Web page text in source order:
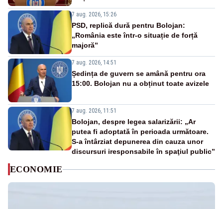
7 aug. 2026, 15:26
PSD, replică dură pentru Bolojan:
„România este într-o situație de forță
majoră”
7 aug. 2026, 14:51
Ședința de guvern se amână pentru ora
15:00. Bolojan nu a obținut toate avizele
7 aug. 2026, 11:51
Bolojan, despre legea salarizării: „Ar
putea fi adoptată în perioada următoare.
S-a întârziat depunerea din cauza unor
discursuri iresponsabile în spaţiul public”
ECONOMIE